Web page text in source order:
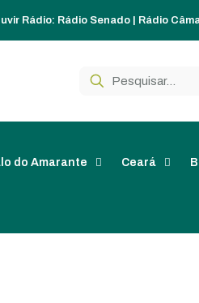
Rádio: Rádio Senado Rádio
do Amarante Ceará